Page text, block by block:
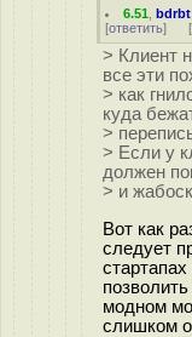
6.51 ,bdrbt
[ответить] [
> Клиент
все эти
> как
куда
>
> Если у
должен
> и
Вот как
следует
модном
слишком